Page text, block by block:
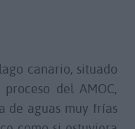
canario, situado
del AMOC,
de aguas muy frías